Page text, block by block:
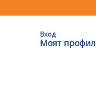
Вход
Моят профил